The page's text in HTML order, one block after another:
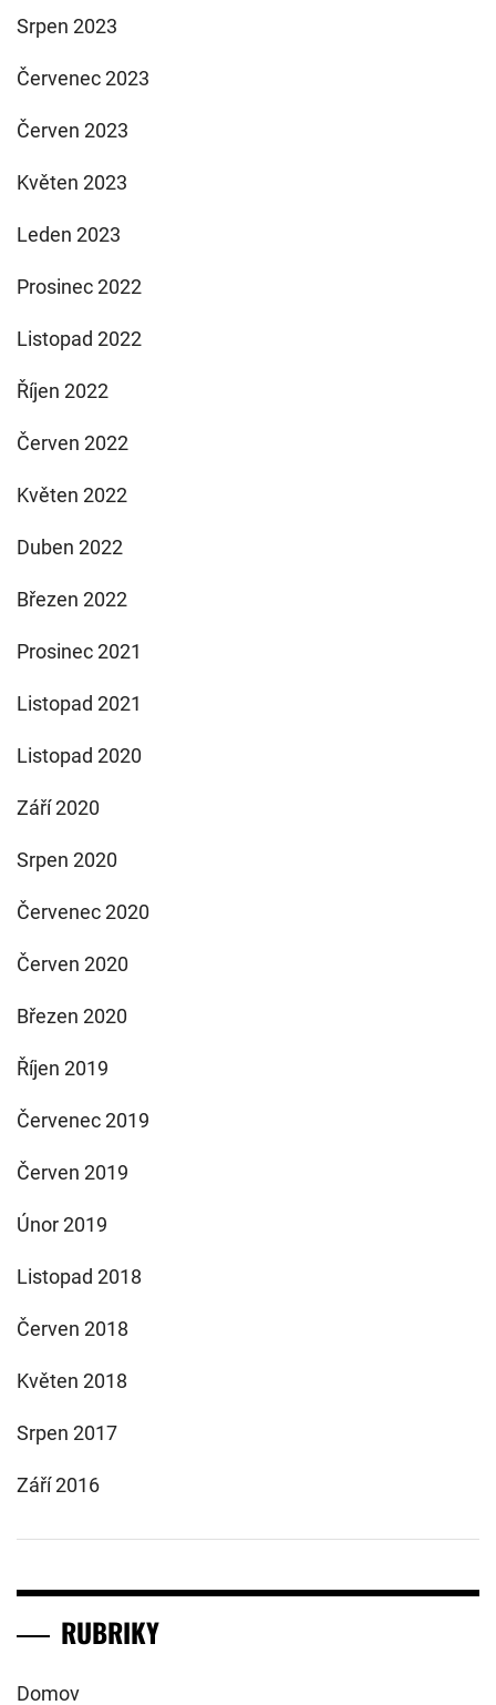
Srpen 2023
Červenec 2023
Červen 2023
Květen 2023
Leden 2023
Prosinec 2022
Listopad 2022
Říjen 2022
Červen 2022
Květen 2022
Duben 2022
Březen 2022
Prosinec 2021
Listopad 2021
Listopad 2020
Září 2020
Srpen 2020
Červenec 2020
Červen 2020
Březen 2020
Říjen 2019
Červenec 2019
Červen 2019
Únor 2019
Listopad 2018
Červen 2018
Květen 2018
Srpen 2017
Září 2016
RUBRIKY
Domov